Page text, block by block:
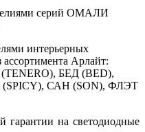
серий ОМАЛИ
интерьерных
Арлайт:
БЕД (BED),
САН (SON), ФЛЭТ
гарантии на светодиодные